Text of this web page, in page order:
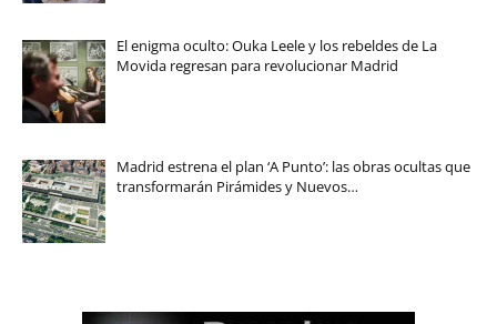
El enigma oculto: Ouka Leele y los rebeldes de La
Movida regresan para revolucionar Madrid
Madrid estrena el plan ‘A Punto’: las obras ocultas que
transformarán Pirámides y Nuevos…